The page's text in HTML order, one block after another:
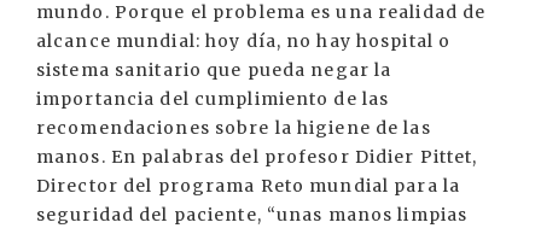
mundo. Porque el problema es una realidad de
alcance mundial: hoy día, no hay hospital o
sistema sanitario que pueda negar la
importancia del cumplimiento de las
recomendaciones sobre la higiene de las
manos. En palabras del profesor Didier Pittet,
Director del programa Reto mundial para la
seguridad del paciente, “unas manos limpias